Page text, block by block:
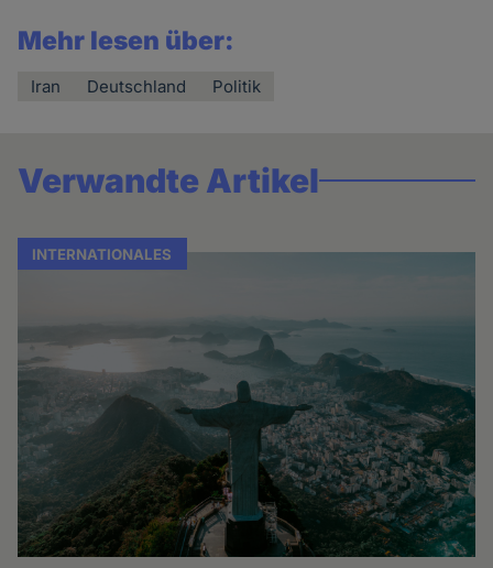
Mehr lesen über:
Iran Deutschland Politik
Verwandte Artikel
INTERNATIONALES